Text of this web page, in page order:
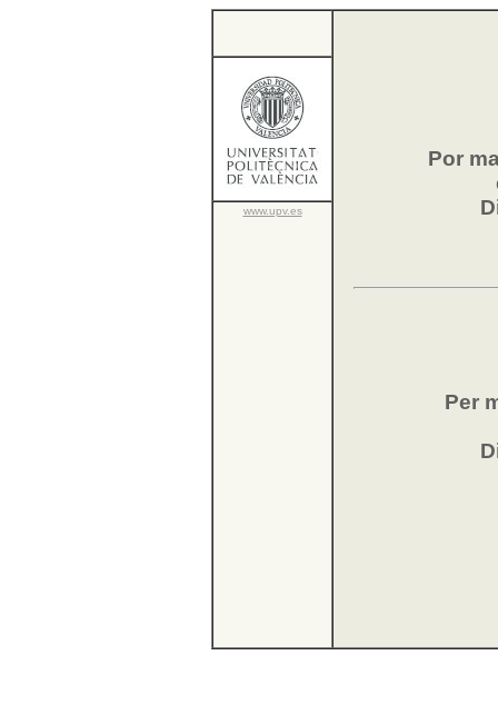
Por
Per
www.upv.es